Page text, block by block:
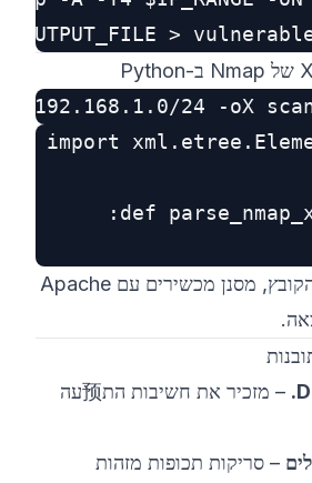
>
192.168.1.0/24 -oX
הסקריפט טוען את הקובץ, מסנן מכשירים עם Apache
– מזכיר את חשיבות הת预עה
– סריקות תכופות מזהות